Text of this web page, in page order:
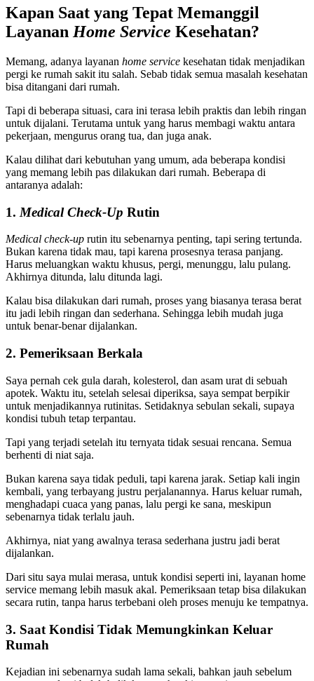
Kapan Saat yang Tepat Memanggil
Layanan Home Service Kesehatan?
Memang, adanya layanan home service kesehatan tidak menjadikan
pergi ke rumah sakit itu salah. Sebab tidak semua masalah kesehatan
bisa ditangani dari rumah.
Tapi di beberapa situasi, cara ini terasa lebih praktis dan lebih ringan
untuk dijalani. Terutama untuk yang harus membagi waktu antara
pekerjaan, mengurus orang tua, dan juga anak.
Kalau dilihat dari kebutuhan yang umum, ada beberapa kondisi
yang memang lebih pas dilakukan dari rumah. Beberapa di
antaranya adalah:
1. Medical Check-Up Rutin
Medical check-up rutin itu sebenarnya penting, tapi sering tertunda.
Bukan karena tidak mau, tapi karena prosesnya terasa panjang.
Harus meluangkan waktu khusus, pergi, menunggu, lalu pulang.
Akhirnya ditunda, lalu ditunda lagi.
Kalau bisa dilakukan dari rumah, proses yang biasanya terasa berat
itu jadi lebih ringan dan sederhana. Sehingga lebih mudah juga
untuk benar-benar dijalankan.
2. Pemeriksaan Berkala
Saya pernah cek gula darah, kolesterol, dan asam urat di sebuah
apotek. Waktu itu, setelah selesai diperiksa, saya sempat berpikir
untuk menjadikannya rutinitas. Setidaknya sebulan sekali, supaya
kondisi tubuh tetap terpantau.
Tapi yang terjadi setelah itu ternyata tidak sesuai rencana. Semua
berhenti di niat saja.
Bukan karena saya tidak peduli, tapi karena jarak. Setiap kali ingin
kembali, yang terbayang justru perjalanannya. Harus keluar rumah,
menghadapi cuaca yang panas, lalu pergi ke sana, meskipun
sebenarnya tidak terlalu jauh.
Akhirnya, niat yang awalnya terasa sederhana justru jadi berat
dijalankan.
Dari situ saya mulai merasa, untuk kondisi seperti ini, layanan home
service memang lebih masuk akal. Pemeriksaan tetap bisa dilakukan
secara rutin, tanpa harus terbebani oleh proses menuju ke tempatnya.
3. Saat Kondisi Tidak Memungkinkan Keluar
Rumah
Kejadian ini sebenarnya sudah lama sekali, bahkan jauh sebelum